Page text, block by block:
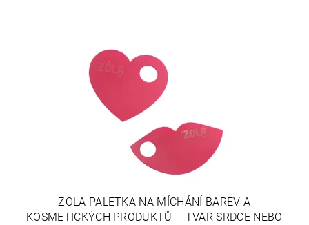
ZOLA PALETKA NA MÍCHÁNÍ BAREV A
KOSMETICKÝCH PRODUKTŮ – TVAR SRDCE NEBO